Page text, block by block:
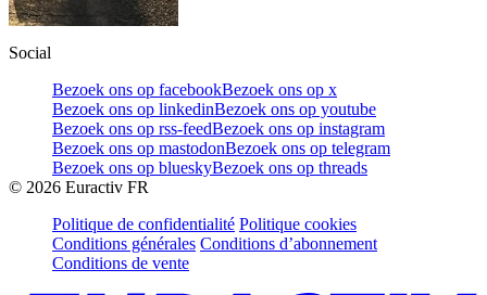
Social
Bezoek ons op facebookBezoek ons op x
Bezoek ons op linkedinBezoek ons op youtube
Bezoek ons op rss-feedBezoek ons op instagram
Bezoek ons op mastodonBezoek ons op telegram
Bezoek ons op blueskyBezoek ons op threads
© 2026 Euractiv FR
Politique de confidentialité Politique cookies
Conditions générales Conditions d’abonnement
Conditions de vente